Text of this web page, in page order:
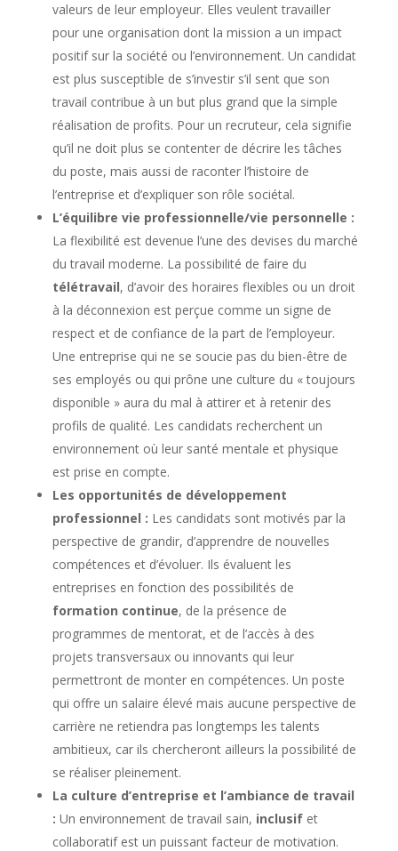
valeurs de leur employeur. Elles veulent travailler
pour une organisation dont la mission a un impact
positif sur la société ou l’environnement. Un candidat
est plus susceptible de s’investir s’il sent que son
travail contribue à un but plus grand que la simple
réalisation de profits. Pour un recruteur, cela signifie
qu’il ne doit plus se contenter de décrire les tâches
du poste, mais aussi de raconter l’histoire de
l’entreprise et d’expliquer son rôle sociétal.
L’équilibre vie professionnelle/vie personnelle :
La flexibilité est devenue l’une des devises du marché
du travail moderne. La possibilité de faire du
télétravail, d’avoir des horaires flexibles ou un droit
à la déconnexion est perçue comme un signe de
respect et de confiance de la part de l’employeur.
Une entreprise qui ne se soucie pas du bien-être de
ses employés ou qui prône une culture du « toujours
disponible » aura du mal à attirer et à retenir des
profils de qualité. Les candidats recherchent un
environnement où leur santé mentale et physique
est prise en compte.
Les opportunités de développement
professionnel : Les candidats sont motivés par la
perspective de grandir, d’apprendre de nouvelles
compétences et d’évoluer. Ils évaluent les
entreprises en fonction des possibilités de
formation continue, de la présence de
programmes de mentorat, et de l’accès à des
projets transversaux ou innovants qui leur
permettront de monter en compétences. Un poste
qui offre un salaire élevé mais aucune perspective de
carrière ne retiendra pas longtemps les talents
ambitieux, car ils chercheront ailleurs la possibilité de
se réaliser pleinement.
La culture d’entreprise et l’ambiance de travail
: Un environnement de travail sain, inclusifet
collaboratif est un puissant facteur de motivation.